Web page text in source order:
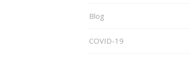
Blog
COVID-19